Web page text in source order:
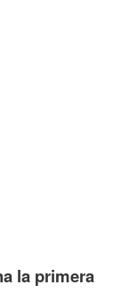
la primera